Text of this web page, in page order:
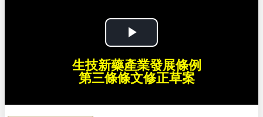
P
l
生技新藥產業發展條例
第三條條文修正草案